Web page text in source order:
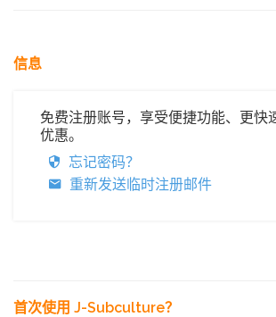
信息
免费注册账号，享受便捷功能、更快
优惠。
忘记密码？
重新发送临时注册邮件
首次使用 J-Subculture？